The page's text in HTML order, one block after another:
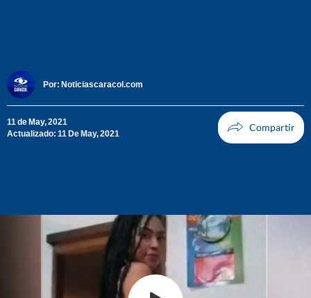
Por: Noticiascaracol.com
11 de May, 2021
Actualizado: 11 De May, 2021